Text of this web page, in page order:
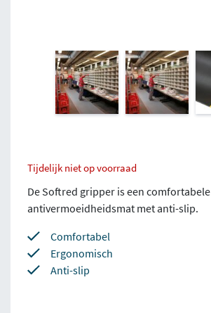
Tijdelijk niet op voorraad
De Softred gripper is een comfortabele
antivermoeidheidsmat met anti-slip.
Comfortabel
Ergonomisch
Anti-slip